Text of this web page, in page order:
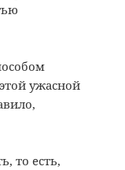
ужасной
то есть,